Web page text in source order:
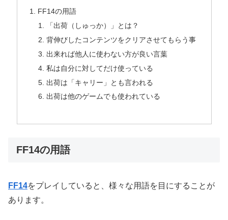
FF14の用語
「出荷（しゅっか）」とは？
背伸びしたコンテンツをクリアさせてもらう事
出来れば他人に使わない方が良い言葉
私は自分に対してだけ使っている
出荷は「キャリー」とも言われる
出荷は他のゲームでも使われている
FF14の用語
FF14をプレイしていると、様々な用語を目にすることが
あります。